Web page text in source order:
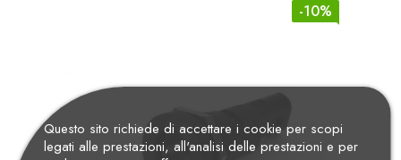
-10%
Questo sito richiede di accettare i cookie per scopi
legati alle prestazioni, all'analisi delle prestazioni e per